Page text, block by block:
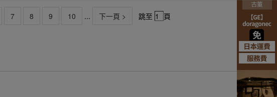
7 8 9 10 ... 下一頁 > 跳至 頁